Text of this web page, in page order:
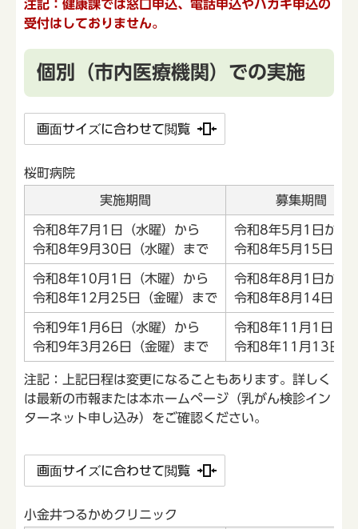
注記：健康課では窓口申込、電話申込やハガキ申込の
受付はしておりません。
個別（市内医療機関）での実施
画面サイズに合わせて閲覧
桜町病院
実施期間 募集期間
令和8年7月1日（水曜）から
令和8年9月30日（水曜）まで
令和8年5月1日から
令和8年5月15日まで
令和8年10月1日（木曜）から
令和8年12月25日（金曜）まで
令和8年8月1日から
令和8年8月14日まで
令和9年1月6日（水曜）から
令和9年3月26日（金曜）まで
令和8年11月1日から
令和8年11月13日ま
注記：上記日程は変更になることもあります。詳しく
は最新の市報または本ホームページ（乳がん検診イン
ターネット申し込み）をご確認ください。
画面サイズに合わせて閲覧
小金井つるかめクリニック